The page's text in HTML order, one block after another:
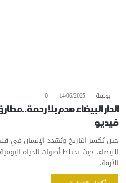
بوثينة 14/06/2025
0
الدار البيضاء هدم بلا
فيديو
حين يُكسر التاريخ ويُهدد الإنسان في قلب
البيضاء، حيث تختلط أصوات الحياة
الأزقة،…